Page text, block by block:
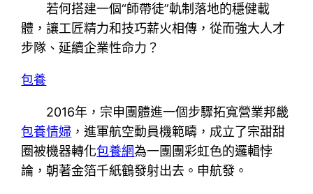
若何搭建一個“師帶徒”軌制落地的穩健載
體，讓工匠精力和技巧薪火相傳，從而強大人才
步隊、延續企業性命力？
包養
2016年，宗申團體進一個步驟拓寬營業邦畿
包養情婦 ，進軍航空動員機範疇，成立了宗甜甜
圈被機器轉化包養網為一團團彩虹色的邏輯悖
論，朝著金箔千紙鶴發射出去。申航發。